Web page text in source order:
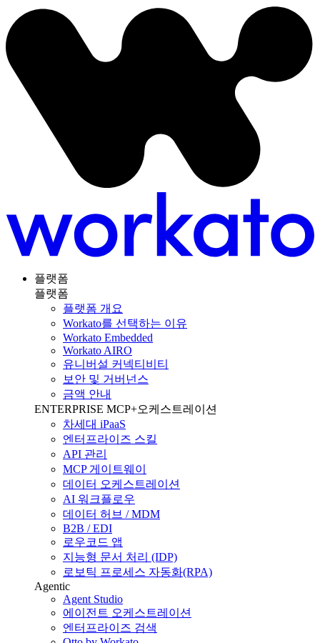
플랫폼
플랫폼
플랫폼 개요
Workato를 선택하는 이유
Workato Embedded
Workato AIRO
유니버설 커넥티비티
보안 및 거버넌스
금액 안내
ENTERPRISE MCP+오케스트레이션
차세대 iPaaS
엔터프라이즈 스킬
API 관리
MCP 게이트웨이
데이터 오케스트레이션
AI 워크플로우
데이터 허브 / MDM
B2B / EDI
로우코드 앱
지능형 문서 처리 (IDP)
로보틱 프로세스 자동화(RPA)
Agentic
Agent Studio
에이전트 오케스트레이션
엔터프라이즈 검색